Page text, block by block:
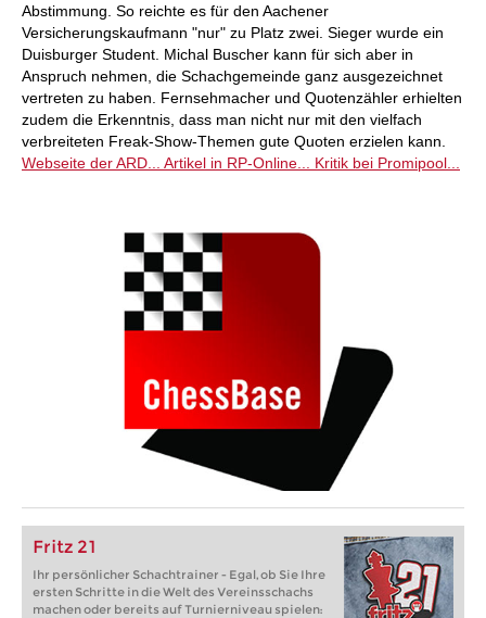
Abstimmung. So reichte es für den Aachener
Versicherungskaufmann "nur" zu Platz zwei. Sieger wurde ein
Duisburger Student. Michal Buscher kann für sich aber in
Anspruch nehmen, die Schachgemeinde ganz ausgezeichnet
vertreten zu haben. Fernsehmacher und Quotenzähler erhielten
zudem die Erkenntnis, dass man nicht nur mit den vielfach
verbreiteten Freak-Show-Themen gute Quoten erzielen kann.
Webseite der ARD...
Artikel in RP-Online... Kritik bei Promipool...
Fritz 21
Ihr persönlicher Schachtrainer - Egal, ob Sie Ihre
ersten Schritte in die Welt des Vereinsschachs
machen oder bereits auf Turnierniveau spielen: